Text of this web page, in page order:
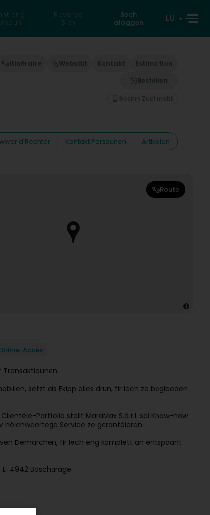
eng
Reverse
Sich
Sech
aloggen
LU
Itinéraire Websäit Kontakt
Estimation
Bestellen
Gesinn Zuel mobil
d'Rechter Kontakt Persounen Artikelen
Route
Accès
Transaktiounen.
setzt eis Ekipp alles drun, fir Iech ze begleeden
Portfolio stellt MaraMax S.à r.l. säi Know-how
héichwäertege Service ze garantéieren.
Demarchen, fir Iech eng komplett an entspaant
4942 Bascharage.